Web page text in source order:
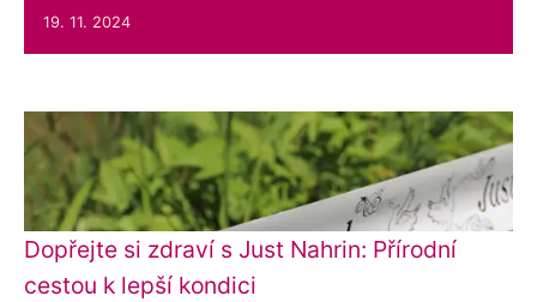
19. 11. 2024
Dopřejte si zdraví s Just Nahrin: Přírodní
cestou k lepší kondici